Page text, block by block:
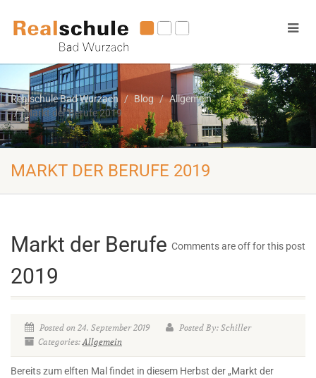
Realschule Bad Wurzach Blog
Allgemein
Markt der Berufe 2019
MARKT DER BERUFE 2019
Comments are off for this post
Markt der Berufe
2019
Posted on 24. September 2019
Posted By: Schiller
Categories:Allgemein
Bereits zum elften Mal findet in diesem Herbst der „Markt der